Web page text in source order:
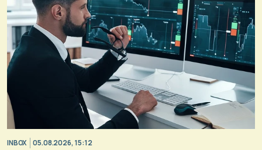
INBOX 05.08.2026, 15:12